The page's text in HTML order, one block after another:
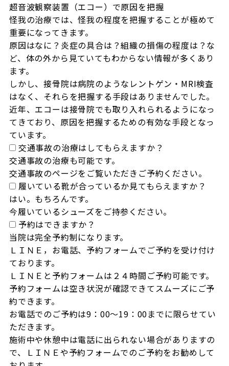
超音波観察装置（エコー）で原因を把握
怪我の治療では、怪我の程度を把握することが極めて
重要になってきます。
原因はなに？炎症の具合は？組織の損傷の程度は？な
ど、体の外から見ていてもわからない情報が多くあり
ます。
しかし、接骨院は病院のようなレントゲン・MRI検査
はなく、それらを把握する手段はありませんでした。
近年、エコーは接骨院でも取り入れられるようになっ
てきており、原因を把握するための有効な手段となっ
ています。
交通事故の治療はしてもらえますか？
交通事故の治療も可能です。
交通事故のページをご覧いただきご予約ください。
履いている靴が合っているか見てもらえますか？
はい。もちろんです。
今履いているシューズをご持参ください。
予約はできますか？
当院は完全予約制になります。
ＬＩＮＥ，お電話、予約フォームでご予約を受け付け
ております。
ＬＩＮＥと予約フォームは２４時間ご予約可能です。
予約フォームは空き状況が確認できてスムーズにご予
約できます。
お電話でのご予約は9：00～19：00までに限らせてい
ただきます。
施術中や休憩中は電話に出られない場合がありますの
で、ＬＩＮＥや予約フォームでのご予約をお勧めして